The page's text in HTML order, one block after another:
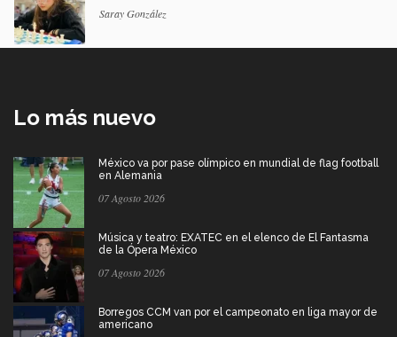
Saray González
Lo más nuevo
México va por pase olímpico en mundial de flag football
en Alemania
07 Agosto 2026
Música y teatro: EXATEC en el elenco de El Fantasma
de la Ópera México
07 Agosto 2026
Borregos CCM van por el campeonato en liga mayor de
americano